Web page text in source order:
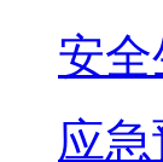
安
应